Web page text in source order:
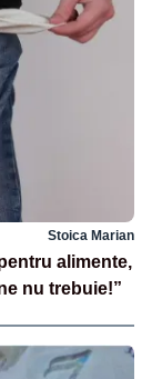
Stoica Marian
alimente,
nu trebuie!”